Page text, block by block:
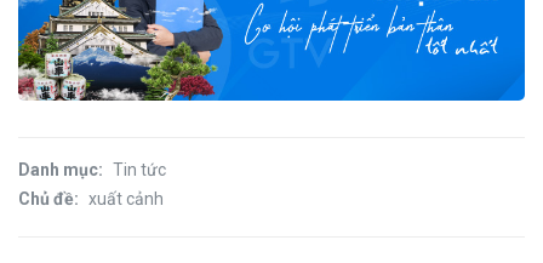
Danh mục: Tin tức
Chủ đề: xuất cảnh